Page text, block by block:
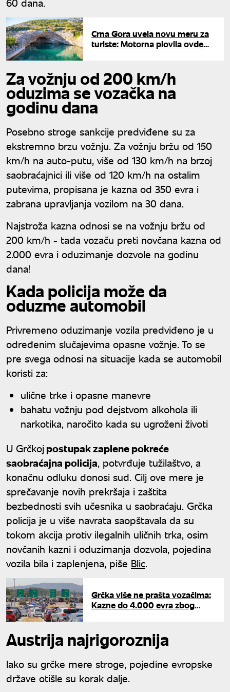
Crna Gora uvela novu meru za
turiste: Motorna plovila ovde
Za vožnju od 200 km/h
oduzima se vozačka na
godinu dana
Posebno stroge sankcije predviđene su za
ekstremno brzu vožnju. Za vožnju bržu od 150
km/h na auto-putu, više od 130 km/h na brzoj
saobraćajnici ili više od 120 km/h na ostalim
putevima, propisana je kazna od 350 evra i
zabrana upravljanja vozilom na 30 dana.
Najstroža kazna odnosi se na vožnju bržu od
200 km/h - tada vozaču preti novčana kazna od
2.000 evra i oduzimanje dozvole na godinu
dana!
Kada policija može da
oduzme automobil
Privremeno oduzimanje vozila predviđeno je u
određenim slučajevima opasne vožnje. To se
pre svega odnosi na situacije kada se automobil
koristi za:
ulične trke i opasne manevre
bahatu vožnju pod dejstvom alkohola ili
narkotika, naročito kada su ugroženi životi
U Grčkoj postupak zaplene pokreće
saobraćajna policija, potvrđuje tužilaštvo, a
konačnu odluku donosi sud. Cilj ove mere je
sprečavanje novih prekršaja i zaštita
bezbednosti svih učesnika u saobraćaju. Grčka
policija je u više navrata saopštavala da su
tokom akcija protiv ilegalnih uličnih trka, osim
novčanih kazni i oduzimanja dozvola, pojedina
vozila bila i zaplenjena, piše Blic.
Grčka više ne prašta vozačima:
Kazne do 4.000 evra zbog
Austrija najrigoroznija
Iako su grčke mere stroge, pojedine evropske
države otišle su korak dalje.